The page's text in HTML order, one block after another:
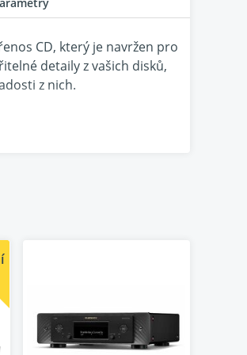
CD, který je navržen pro
detaily z vašich disků,
z nich.
kvalitní DAC, které se
Proslulé servo S3
pro načítání dat